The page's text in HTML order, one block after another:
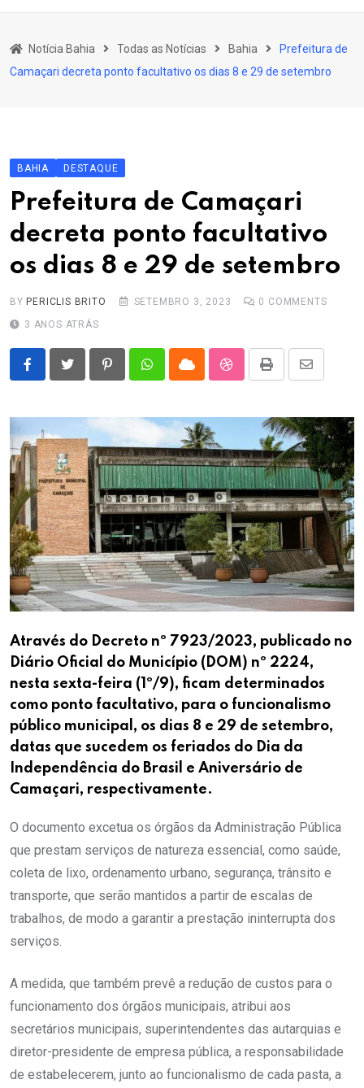
Educação
Esporte
Outros Assuntos
Notícia Bahia Todas as Notícias Bahia
Prefeitura de
Camaçari decreta ponto facultativo os dias 8 e 29 de setembro
BAHIA DESTAQUE
Prefeitura de Camaçari
decreta ponto facultativo
os dias 8 e 29 de setembro
BY PERICLIS BRITO SETEMBRO 3, 2023 0 COMMENTS
3 ANOS ATRÁS
PinterestWhatsappCloud StumbleUpon
Print
Share
Email
Através do Decreto nº 7923/2023, publicado no
Diário Oficial do Município (DOM) nº 2224,
nesta sexta-feira (1º/9), ficam determinados
como ponto facultativo, para o funcionalismo
público municipal, os dias 8 e 29 de setembro,
datas que sucedem os feriados do Dia da
Independência do Brasil e Aniversário de
Camaçari, respectivamente.
O documento excetua os órgãos da Administração Pública
que prestam serviços de natureza essencial, como saúde,
coleta de lixo, ordenamento urbano, segurança, trânsito e
transporte, que serão mantidos a partir de escalas de
trabalhos, de modo a garantir a prestação ininterrupta dos
serviços.
A medida, que também prevê a redução de custos para o
funcionamento dos órgãos municipais, atribui aos
secretários municipais, superintendentes das autarquias e
diretor-presidente de empresa pública, a responsabilidade
de estabelecerem, junto ao funcionalismo de cada pasta, a